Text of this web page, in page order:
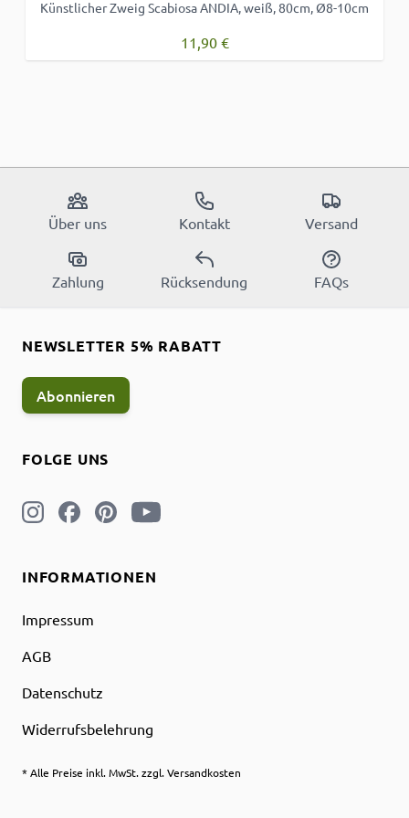
Künstlicher Zweig Scabiosa ANDIA, weiß, 80cm, Ø8-10cm
11,90 €
Über uns Kontakt Versand
Zahlung Rücksendung FAQs
INFORMATIONEN
Impressum
AGB
Datenschutz
Widerrufsbelehrung
* Alle Preise inkl. MwSt. zzgl. Versandkosten
FOLGE UNS
NEWSLETTER 5% RABATT
Abonnieren